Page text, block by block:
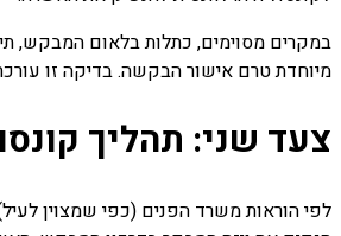
במקרים מסוימים, כתלות בלאום המבקש,
מיוחדת טרם אישור הבקשה. בדיקה זו עורכת בין 2-8
צעד שני: תהליך
לפי הוראות משרד הפנים (כפי שמצוין